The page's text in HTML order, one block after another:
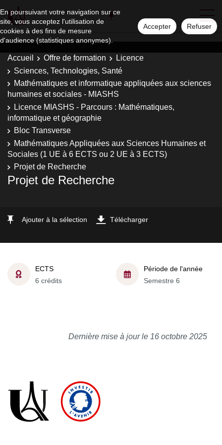
En poursuivant votre navigation sur ce
site, vous acceptez l'utilisation de
cookies à des fins de mesure
d'audience (statistiques anonymes).
Accepter Refuser
Accueil Offre de formation
Licence
Sciences, Technologies, Santé
Mathématiques et informatique appliquées aux sciences
humaines et sociales - MIASHS
Licence MIASHS - Parcours : Mathématiques,
informatique et géographie
Bloc Transverse
Mathématiques Appliquées aux Sciences Humaines et
Sociales (1 UE à 6 ECTS ou 2 UE à 3 ECTS)
Projet de Recherche
Projet de Recherche
Ajouter à la sélection Télécharger
ECTS
6 crédits
Période de l'année
Semestre 6
Dernière mise à jour le 16 octobre 2025